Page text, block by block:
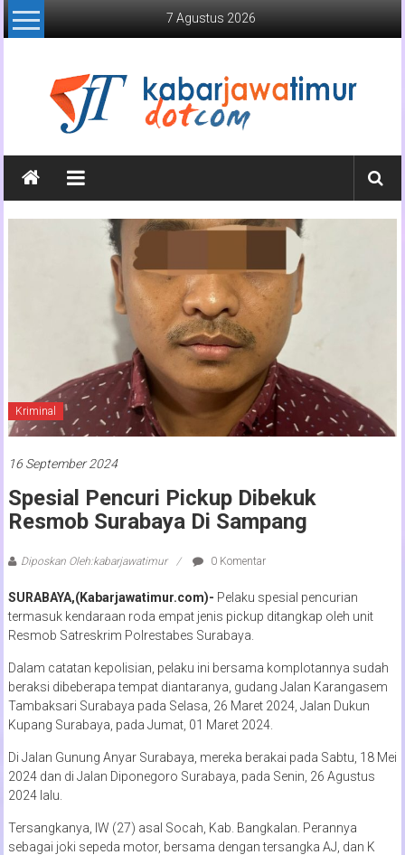
Lompat
ke
7 Agustus 2026
Kabar
Jawa
Timur
Kriminal
16 September 2024
Spesial Pencuri Pickup Dibekuk
Resmob Surabaya Di Sampang
Diposkan Oleh:kabarjawatimur 0 Komentar
SURABAYA,(Kabarjawatimur.com)- Pelaku spesial pencurian
termasuk kendaraan roda empat jenis pickup ditangkap oleh unit
Resmob Satreskrim Polrestabes Surabaya.
Dalam catatan kepolisian, pelaku ini bersama komplotannya sudah
beraksi dibeberapa tempat diantaranya, gudang Jalan Karangasem
Tambaksari Surabaya pada Selasa, 26 Maret 2024, Jalan Dukun
Kupang Surabaya, pada Jumat, 01 Maret 2024.
Di Jalan Gunung Anyar Surabaya, mereka berakai pada Sabtu, 18 Mei
2024 dan di Jalan Diponegoro Surabaya, pada Senin, 26 Agustus
2024 lalu.
Tersangkanya, IW (27) asal Socah, Kab. Bangkalan. Perannya
sebagai joki sepeda motor, bersama dengan tersangka AJ, dan K